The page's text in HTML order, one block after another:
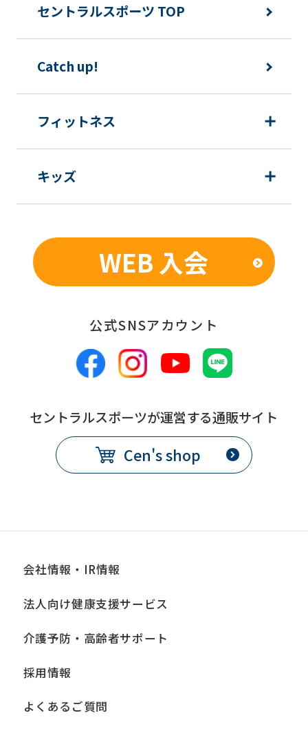
セントラルスポーツ TOP
Catch up!
フィットネス
キッズ
WEB 入会
公式SNSアカウント
セントラルスポーツが運営する通販サイト
Cen's shop
会社情報・IR情報
法人向け健康支援サービス
介護予防・高齢者サポート
採用情報
よくあるご質問